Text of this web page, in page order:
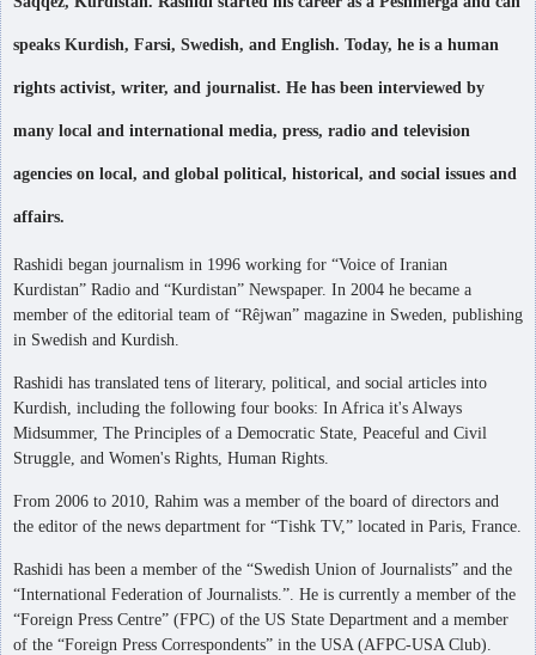
speaks Kurdish, Farsi, Swedish, and English. Today, he is a human
rights activist, writer, and journalist. He has been interviewed by
many local and international media, press, radio and television
agencies on local, and global political, historical, and social issues and
affairs.
Rashidi began journalism in 1996 working for “Voice of Iranian
Kurdistan” Radio and “Kurdistan” Newspaper. In 2004 he became a
member of the editorial team of “Rêjwan” magazine in Sweden, publishing
in Swedish and Kurdish.
Rashidi has translated tens of literary, political, and social articles into
Kurdish, including the following four books: In Africa it's Always
Midsummer, The Principles of a Democratic State, Peaceful and Civil
Struggle, and Women's Rights, Human Rights.
From 2006 to 2010, Rahim was a member of the board of directors and
the editor of the news department for “Tishk TV,” located in Paris, France.
Rashidi has been a member of the “Swedish Union of Journalists” and the
“International Federation of Journalists.”. He is currently a member of the
“Foreign Press Centre” (FPC) of the US State Department and a member
of the “Foreign Press Correspondents” in the USA (AFPC-USA Club).